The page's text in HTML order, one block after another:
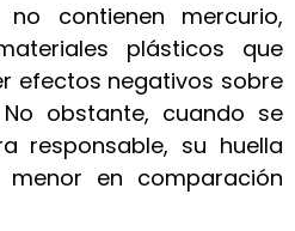
contienen mercurio,
plásticos que
efectos negativos sobre
obstante, cuando se
responsable, su huella
en comparación